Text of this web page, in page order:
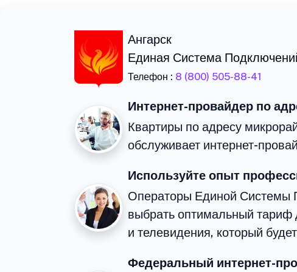
Ангарск
Единая Система
Телефон : 8 (800) 505-88-41
Интернет-провайдер по
Квартиры по адресу
обслуживает интернет-
Используйте опыт
Операторы Единой Системы
выбрать оптимальный тариф
и телевидения, который
Федеральный интернет-